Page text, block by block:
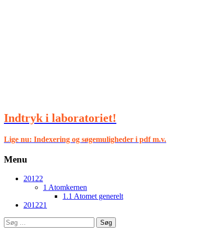
Indtryk i laboratoriet!
Lige nu: Indexering og søgemuligheder i pdf m.v.
Menu
Hop
20122
1 Atomkernen
1.1 Atomet generelt
201221
Søg
efter: